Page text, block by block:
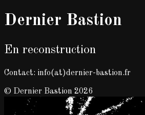
Dernier Bastion
En reconstruction
Contact: info(at)dernier-bastion.fr
© Dernier Bastion 2026